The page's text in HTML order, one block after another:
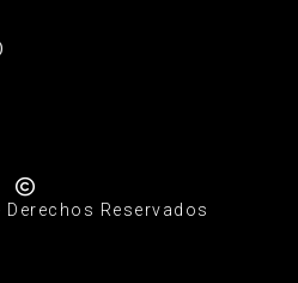
Derechos Reservados